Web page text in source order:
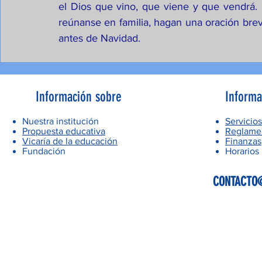
el Dios que vino, que viene y que
reúnanse en familia, hagan una oración
antes de Navidad.
Información sobre
Nuestra institución
Propuesta educativa
Vicaría de la educación
Fundación
Servicios
Finanzas
Horarios